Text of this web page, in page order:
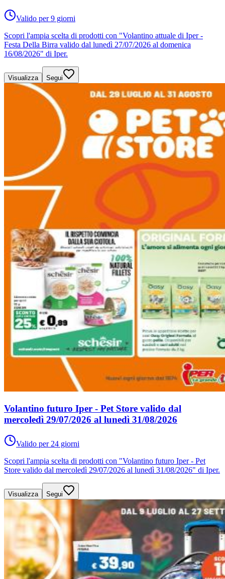
Valido per 9 giorni
Scopri l'ampia scelta di prodotti con "Volantino attuale di Iper -
Festa Della Birra valido dal lunedì 27/07/2026 al domenica
16/08/2026" di Iper.
Visualizza Segui
Volantino futuro Iper - Pet Store valido dal
mercoledì 29/07/2026 al lunedì 31/08/2026
Valido per 24 giorni
Scopri l'ampia scelta di prodotti con "Volantino futuro Iper - Pet
Store valido dal mercoledì 29/07/2026 al lunedì 31/08/2026" di Iper.
Visualizza Segui